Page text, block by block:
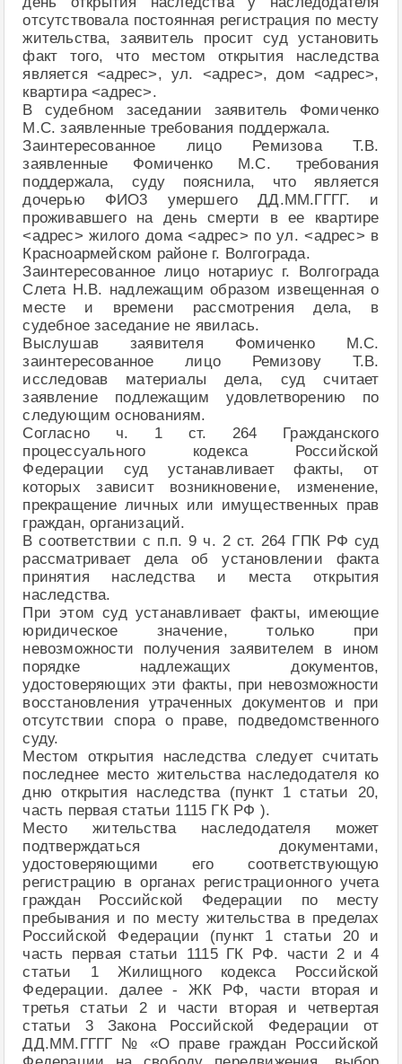
отсутствовала постоянная регистрация по месту
жительства, заявитель просит суд установить
факт того, что местом открытия наследства
является <адрес>, ул. <адрес>, дом <адрес>,
квартира <адрес>.
В судебном заседании заявитель Фомиченко
М.С. заявленные требования поддержала.
Заинтересованное лицо Ремизова Т.В.
заявленные Фомиченко М.С. требования
поддержала, суду пояснила, что является
дочерью ФИО3 умершего ДД.ММ.ГГГГ. и
проживавшего на день смерти в ее квартире
<адрес> жилого дома <адрес> по ул. <адрес> в
Красноармейском районе г. Волгограда.
Заинтересованное лицо нотариус г. Волгограда
Слета Н.В. надлежащим образом извещенная о
месте и времени рассмотрения дела, в
судебное заседание не явилась.
Выслушав заявителя Фомиченко М.С.
заинтересованное лицо Ремизову Т.В.
исследовав материалы дела, суд считает
заявление подлежащим удовлетворению по
следующим основаниям.
Согласно ч. 1 ст. 264 Гражданского
процессуального кодекса Российской
Федерации суд устанавливает факты, от
которых зависит возникновение, изменение,
прекращение личных или имущественных прав
граждан, организаций.
В соответствии с п.п. 9 ч. 2 ст. 264 ГПК РФ суд
рассматривает дела об установлении факта
принятия наследства и места открытия
наследства.
При этом суд устанавливает факты, имеющие
юридическое значение, только при
невозможности получения заявителем в ином
порядке надлежащих документов,
удостоверяющих эти факты, при невозможности
восстановления утраченных документов и при
отсутствии спора о праве, подведомственного
суду.
Местом открытия наследства следует считать
последнее место жительства наследодателя ко
дню открытия наследства (пункт 1 статьи 20,
часть первая статьи 1115 ГК РФ ).
Место жительства наследодателя может
подтверждаться документами,
удостоверяющими его соответствующую
регистрацию в органах регистрационного учета
граждан Российской Федерации по месту
пребывания и по месту жительства в пределах
Российской Федерации (пункт 1 статьи 20 и
часть первая статьи 1115 ГК РФ. части 2 и 4
статьи 1 Жилищного кодекса Российской
Федерации. далее - ЖК РФ, части вторая и
третья статьи 2 и части вторая и четвертая
статьи 3 Закона Российской Федерации от
ДД.ММ.ГГГГ № «О праве граждан Российской